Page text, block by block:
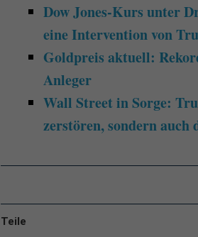
Dow Jones-Kurs unter
eine Intervention von
Goldpreis aktuell:
Anleger
Wall Street in Sorge:
zerstören, sondern auch
Teile